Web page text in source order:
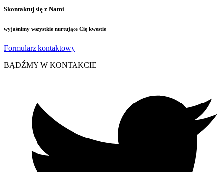
Skontaktuj się z Nami
wyjaśnimy wszystkie nurtujące Cię kwestie
Formularz kontaktowy
BĄDŹMY W KONTAKCIE